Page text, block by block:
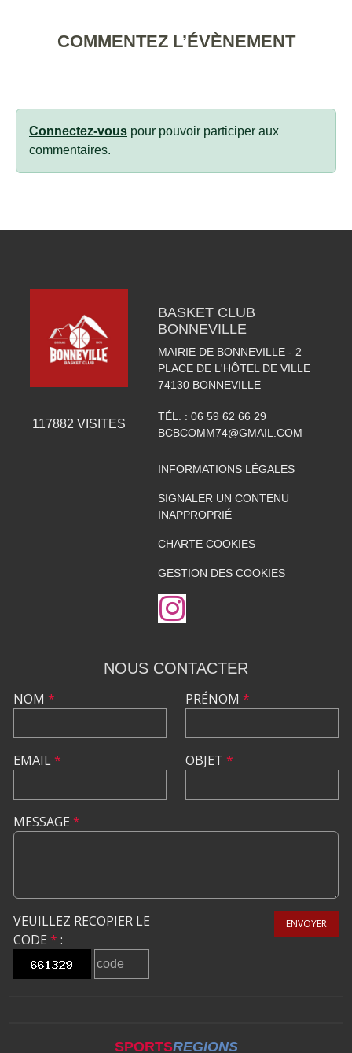
COMMENTEZ L’ÉVÈNEMENT
Connectez-vous pour pouvoir participer aux
commentaires.
117882 VISITES
BASKET CLUB
BONNEVILLE
MAIRIE DE BONNEVILLE - 2
PLACE DE L'HÔTEL DE VILLE
74130 BONNEVILLE
TÉL. : 06 59 62 66 29
BCBCOMM74@GMAIL.COM
INFORMATIONS LÉGALES
SIGNALER UN CONTENU
INAPPROPRIÉ
CHARTE COOKIES
GESTION DES COOKIES
NOUS CONTACTER
NOM *
EMAIL*
PRÉNOM *
OBJET *
MESSAGE *
VEUILLEZ RECOPIER LE
CODE * :
ENVOYER
SPORTSREGIONS